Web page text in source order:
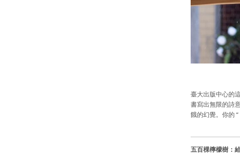
臺大出版中心的
書寫出無限的詩
餓的幻覺。你的
五百棵檸檬樹：